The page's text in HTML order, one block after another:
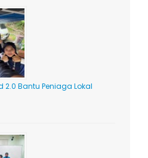
2.0 Bantu Peniaga Lokal